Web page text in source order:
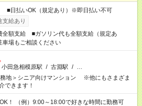
■日払いOK（規定あり）※即日払い不可
支給あり
全額支給 ■ガソリン代も全額支給（規定あ
場もご相談ください
小田急相模原駅 / 古淵駅 / …
務地＞シニア向けマンション ※他にもさまざま
できます！
！ （例）9:00～18:00で好きな時間に勤務可